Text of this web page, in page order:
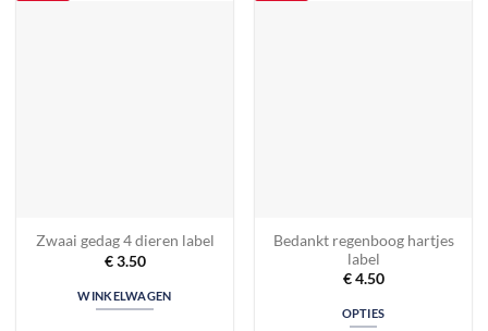
Zwaai gedag 4 dieren label
€3.50
WINKELWAGEN
Bedankt regenboog hartjes
label
€4.50
OPTIES